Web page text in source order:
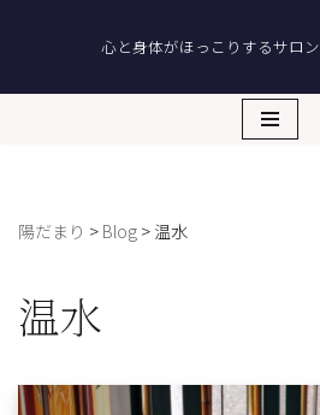
ン
ス
ッ
プ
心と身体がほっこりするサロン
陽だまり > Blog > 温水
温水